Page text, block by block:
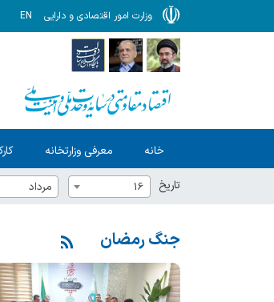
وزارت امور اقتصادی و دارایی EN
خانه معرفی وزارتخانه
تاریخ 16 مرداد
جنگ رمضان